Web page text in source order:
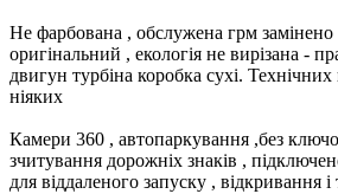
Не фарбована , обслужена грм замінено
оригінальний , екологія не вирізана -
двигун турбіна коробка сухі.
ніяких
Камери 360 , автопаркування ,без
зчитування дорожніх знаків ,
для віддаленого запуску , відкривання і